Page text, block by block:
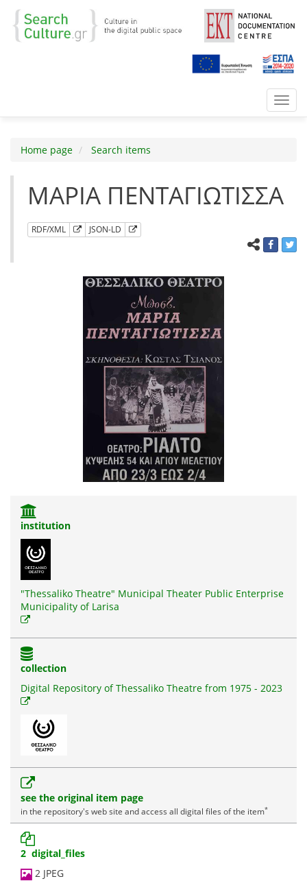
Home page Search items
ΜΑΡΙΑ ΠΕΝΤΑΓΙΩΤΙΣΣΑ
RDF/XML JSON-LD
institution
"Thessaliko Theatre" Municipal Theater Public Enterprise
Municipality of Larisa
collection
Digital Repository of Thessaliko Theatre from 1975 - 2023
see the original item page
in the repository's web site and access all digital files of the item*
2 digital_files
2 JPEG